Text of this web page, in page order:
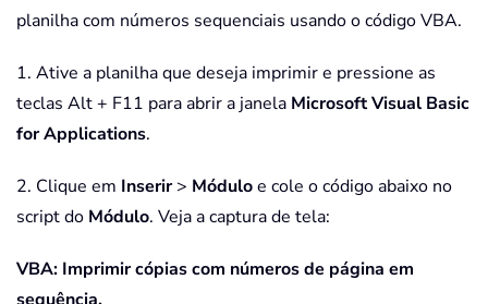
planilha com números sequenciais usando o código VBA.
1. Ative a planilha que deseja imprimir e pressione as
teclas Alt + F11 para abrir a janela Microsoft Visual Basic
for Applications.
2. Clique em Inserir> Móduloe cole o código abaixo no
script do Módulo. Veja a captura de tela:
VBA: Imprimir cópias com números de página em